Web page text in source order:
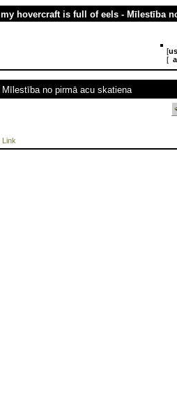
my hovercraft is full of eels - Mīlestība
[
[
Mīlestība no pirmā acu skatiena
Link